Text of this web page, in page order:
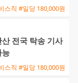
스직 #일당 180,000원
전국 탁송 기사
능
스직 #일당 180,000원